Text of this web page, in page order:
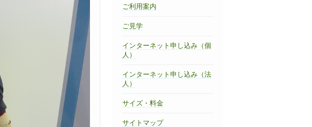
ご利用案内
ご見学
インターネット申し込み（個
人）
インターネット申し込み（法
人）
サイズ・料金
サイトマップ